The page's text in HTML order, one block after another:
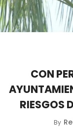
CON
RIESGOS
By